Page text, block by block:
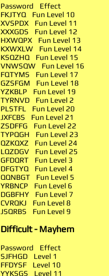
Password Effect
FKJTYQ Fun Level 10
XVSPDX Fun Level 11
XXXGDS Fun Level 12
HXWQPX Fun Level 13
KXWXLW Fun Level 14
KSQZHQ Fun Level 15
VNWSQW Fun Level 16
FQTYMS Fun Level 17
GZSFGM Fun Level 18
YZKBLP Fun Level 19
TYRNVD Fun Level 2
PLSTFL Fun Level 20
JXFCBS Fun Level 21
ZSDFFG Fun Level 22
TYPQGH Fun Level 23
QZKQXZ Fun Level 24
LQZDGV Fun Level 25
GFDQRT Fun Level 3
DFGTYQ Fun Level 4
QQNBGT Fun Level 5
YRBNCP Fun Level 6
DGBFHY Fun Level 7
CVRQKJ Fun Level 8
JSQRBS Fun Level 9
Difficult - Mayhem
Password Effect
SJFHGD Level 1
FFDYSF Level 10
YYKSGS Level 11